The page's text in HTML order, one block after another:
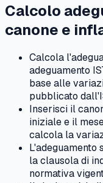
Calcolo
canone e
Calcola
adeguamento
base alle
pubblicato
Inserisci il
iniziale e il
calcola la
L'adeguamento
la clausola di
normativa